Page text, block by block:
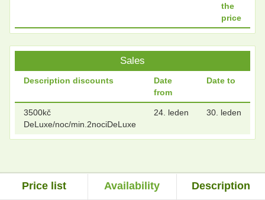
the
price
Sales
Description discounts
Date
from
Date to
3500kč
DeLuxe/noc/min.2nociDeLuxe
24. leden 30. leden
Price list Availability Description